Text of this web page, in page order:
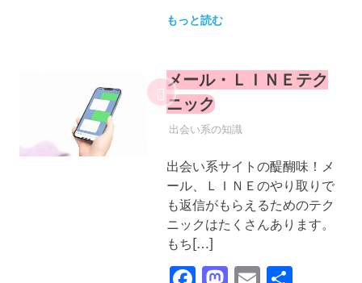
もっと読む
メール・ＬＩＮＥテク
ニック
2022年12月25日
YYYPRO
出会い系の知識
出会い系サイトの醍醐味！メ
ール、ＬＩＮＥのやり取りで
も返信がもらえるためのテク
ニックはたくさんあります。
もち[…]